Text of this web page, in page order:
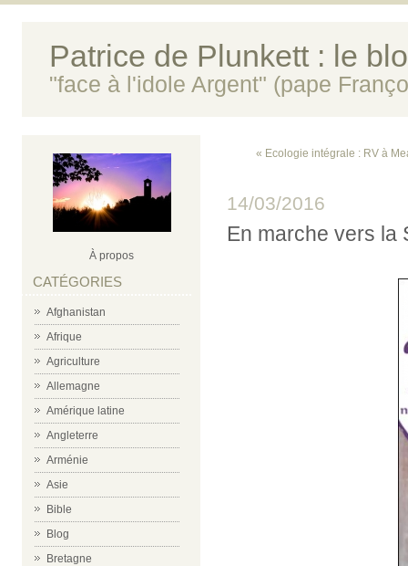
Patrice de Plunkett : le
"face à l'idole Argent" (pape
À propos
CATÉGORIES
Afghanistan
Afrique
Agriculture
Allemagne
Amérique latine
Angleterre
Arménie
Asie
Bible
Blog
Bretagne
« Ecologie intégrale : RV à
14/03/2016
En marche vers la